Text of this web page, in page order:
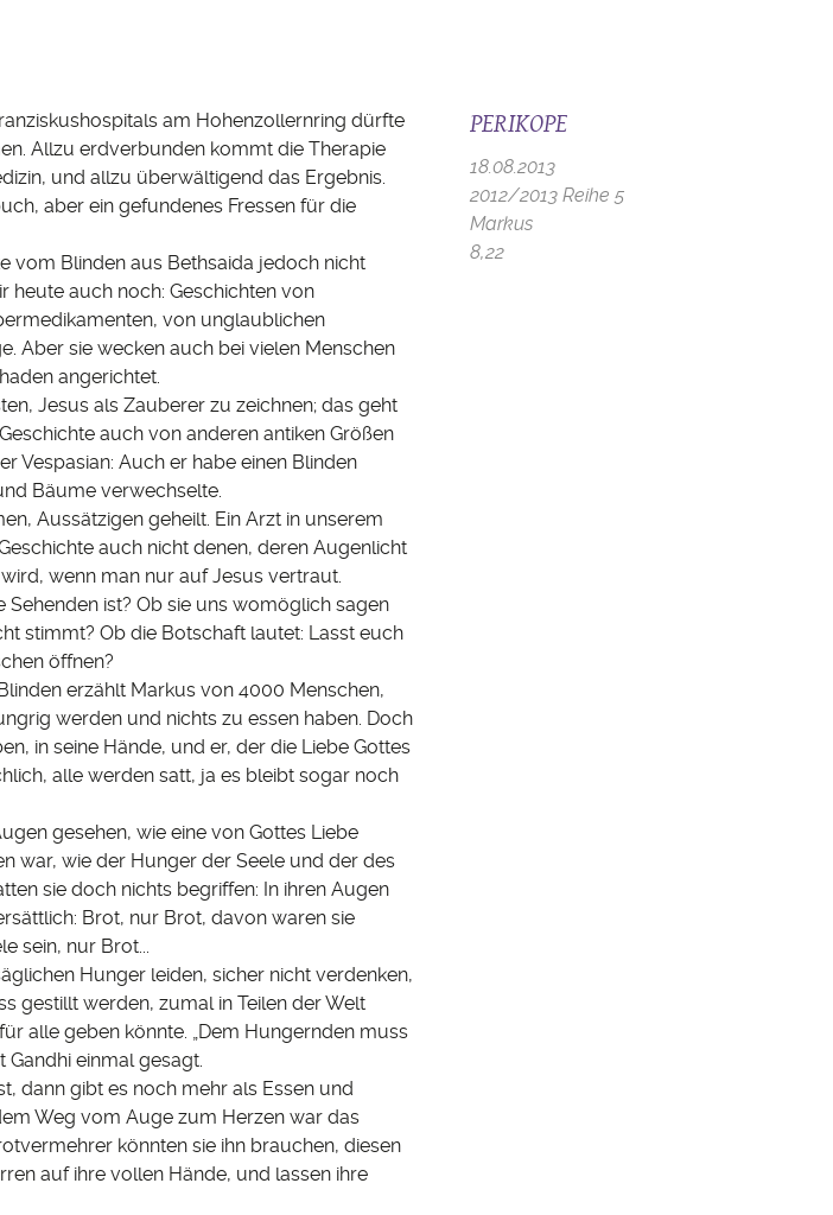
am Hohenzollernring dürfte
Allzu erdverbunden kommt die Therapie
und allzu überwältigend das Ergebnis.
aber ein gefundenes Fressen für die
vom Blinden aus Bethsaida jedoch nicht
heute auch noch: Geschichten von
von unglaublichen
Aber sie wecken auch bei vielen Menschen
angerichtet.
Jesus als Zauberer zu zeichnen; das geht
auch von anderen antiken Größen
Vespasian: Auch er habe einen Blinden
Bäume verwechselte.
Aussätzigen geheilt. Ein Arzt in unserem
auch nicht denen, deren Augenlicht
wenn man nur auf Jesus vertraut.
Sehenden ist? Ob sie uns womöglich sagen
stimmt? Ob die Botschaft lautet: Lasst euch
öffnen?
erzählt Markus von 4000 Menschen,
werden und nichts zu essen haben. Doch
in seine Hände, und er, der die Liebe Gottes
alle werden satt, ja es bleibt sogar noch
gesehen, wie eine von Gottes Liebe
war, wie der Hunger der Seele und der des
sie doch nichts begriffen: In ihren Augen
Brot, nur Brot, davon waren sie
sein, nur Brot...
Hunger leiden, sicher nicht verdenken,
gestillt werden, zumal in Teilen der Welt
alle geben könnte. „Dem Hungernden muss
Gandhi einmal gesagt.
dann gibt es noch mehr als Essen und
Weg vom Auge zum Herzen war das
könnten sie ihn brauchen, diesen
auf ihre vollen Hände, und lassen ihre
PERIKOPE
18.08.2013
2012/2013 Reihe 5
Markus
8,22